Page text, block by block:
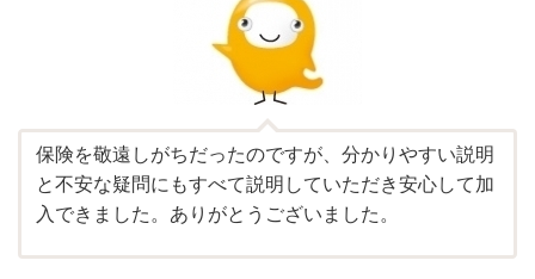
保険を敬遠しがちだったのですが、分かりやすい説明
と不安な疑問にもすべて説明していただき安心して加
入できました。ありがとうございました。